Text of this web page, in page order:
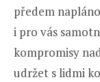
předem
i pro vás
kompromisy
udržet s lidmi